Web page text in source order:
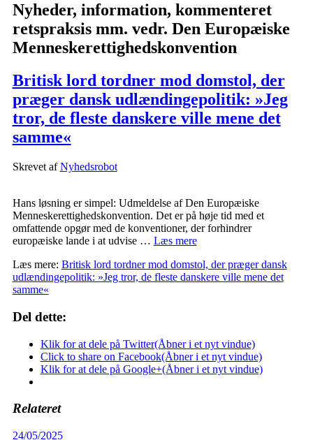
Nyheder, information, kommenteret
retspraksis mm. vedr. Den Europæiske
Menneskerettighedskonvention
Britisk lord tordner mod domstol, der
præger dansk udlændingepolitik: »Jeg
tror, de fleste danskere ville mene det
samme«
Skrevet afNyhedsrobot
Hans løsning er simpel: Udmeldelse af Den Europæiske
Menneskerettighedskonvention. Det er på høje tid med et
omfattende opgør med de konventioner, der forhindrer
europæiske lande i at udvise … Læs mere
Læs mere: Britisk lord tordner mod domstol, der præger dansk
udlændingepolitik: »Jeg tror, de fleste danskere ville mene det
samme«
Del dette:
Klik for at dele på Twitter(Åbner i et nyt vindue)
Click to share on Facebook(Åbner i et nyt vindue)
Klik for at dele på Google+(Åbner i et nyt vindue)
Relateret
24/05/2025